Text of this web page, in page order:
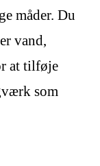
måder. Du
vand,
at tilføje
som